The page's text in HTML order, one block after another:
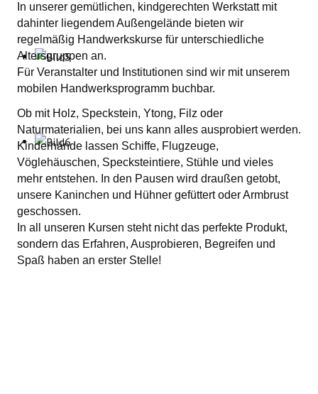
In unserer gemütlichen, kindgerechten Werkstatt mit
dahinter liegendem Außengelände bieten wir
regelmäßig Handwerkskurse für unterschiedliche
Altersgruppen an.
Für Veranstalter und Institutionen sind wir mit unserem
mobilen Handwerksprogramm buchbar.
Ob mit Holz, Speckstein, Ytong, Filz oder
Naturmaterialien, bei uns kann alles ausprobiert werden.
Kinderhände lassen Schiffe, Flugzeuge,
Vöglehäuschen, Specksteintiere, Stühle und vieles
mehr entstehen. In den Pausen wird draußen getobt,
unsere Kaninchen und Hühner gefüttert oder Armbrust
geschossen.
In all unseren Kursen steht nicht das perfekte Produkt,
sondern das Erfahren, Ausprobieren, Begreifen und
Spaß haben an erster Stelle!